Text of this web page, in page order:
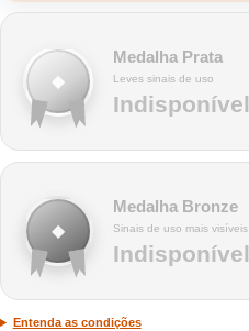
◆
Medalha Prata
Leves sinais de uso
Indisponível
◆
Medalha Bronze
Sinais de uso mais visíveis
Indisponível
Entenda as condições